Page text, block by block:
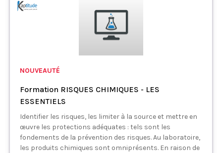
NOUVEAUTÉ
Formation RISQUES CHIMIQUES - LES
ESSENTIELS
Identifier les risques, les limiter à la source et mettre en
œuvre les protections adéquates : tels sont les
fondements de la prévention des risques. Au laboratoire,
les produits chimiques sont omniprésents. En raison de